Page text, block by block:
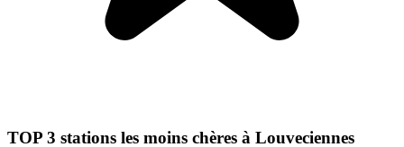
TOP 3 stations les moins chères à Louveciennes